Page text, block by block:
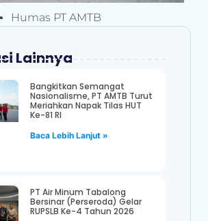
Humas PT AMTB
Lainnya
Bangkitkan Semangat
Nasionalisme, PT AMTB Turut
Meriahkan Napak Tilas HUT
Ke-81 RI
Baca Lebih Lanjut »
PT Air Minum Tabalong
Bersinar (Perseroda) Gelar
RUPSLB Ke-4 Tahun 2026